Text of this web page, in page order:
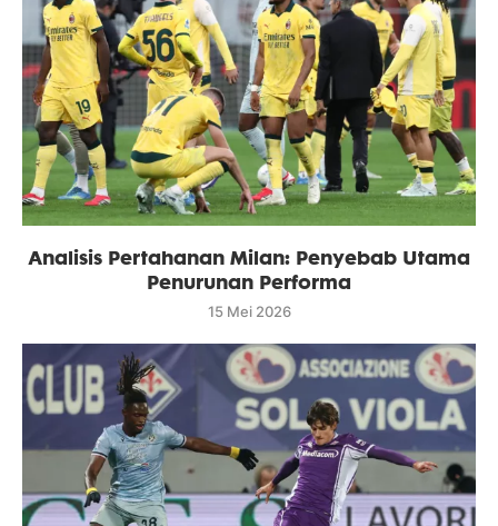
Analisis Pertahanan Milan: Penyebab Utama
Penurunan Performa
15 Mei 2026